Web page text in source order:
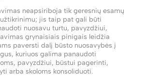
neapsiriboja tik geresnių esamų
jis taip pat gali būti
nuosavu turtu, pavyzdžiui,
grynaisiais pinigais leidžia
paversti dalį būsto nuosavybės į
kuriuos galima panaudoti
pavyzdžiui, būstui pagerinti,
arba skoloms konsoliduoti.